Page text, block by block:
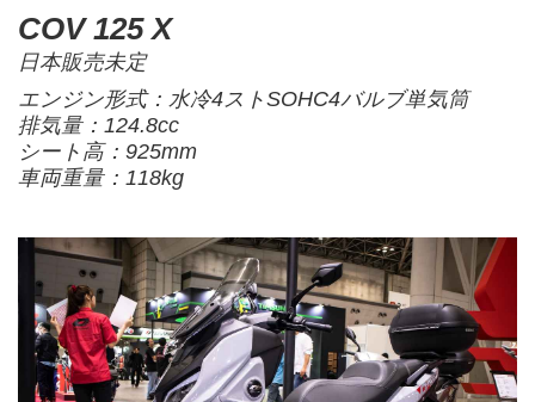
COV 125 X
日本販売未定
エンジン形式：水冷4ストSOHC4バルブ単気筒
排気量：124.8cc
シート高：925mm
車両重量：118kg